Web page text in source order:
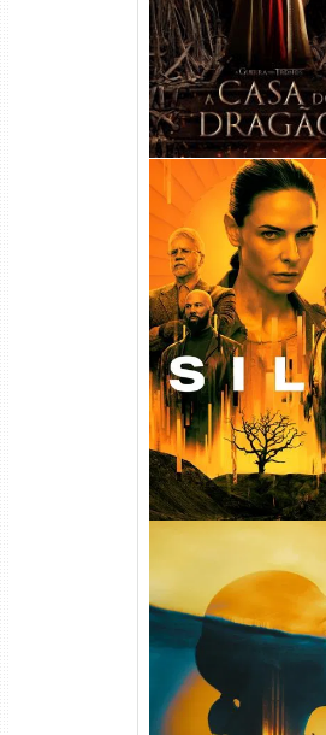
Áudio
Silo 1ª Temporada
(2023) WEB-
720p/1080p/4K
Silo 2ª Temporada
WEB-DL 1080p